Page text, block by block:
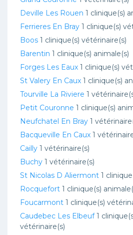
Deville Les Rouen 1 clinique(s)
Ferrieres En Bray 1 clinique(s)
Boos 1 clinique(s) vétérinaire(s)
Barentin 1 clinique(s) animale(s)
Forges Les Eaux 1 clinique(s)
St Valery En Caux 1 clinique(s)
Tourville La Riviere 1
Petit Couronne 1 clinique(s)
Neufchatel En Bray 1
Bacqueville En Caux 1
Cailly 1 vétérinaire(s)
Buchy 1 vétérinaire(s)
St Nicolas D Aliermont 1
Rocquefort 1 clinique(s)
Foucarmont 1 clinique(s)
Caudebec Les Elbeuf1
vétérinaire(s)